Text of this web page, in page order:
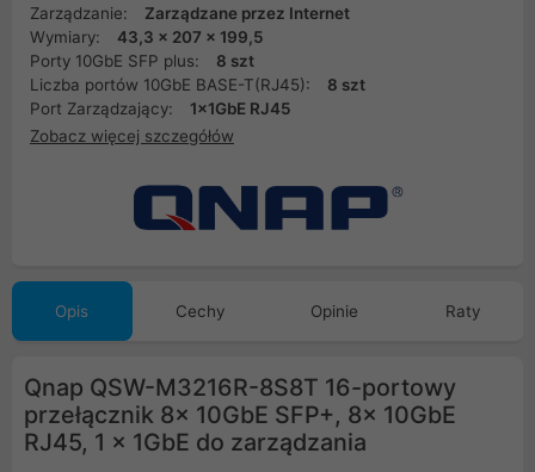
Zarządzanie:
Zarządzane przez Internet
Wymiary:
43,3 x 207 x 199,5
Porty 10GbE SFP plus:
8 szt
Liczba portów 10GbE BASE-T(RJ45):
8 szt
Port Zarządzający:
1x1GbE RJ45
Zobacz więcej szczegółów
Opis Cechy Opinie Raty
Qnap QSW-M3216R-8S8T 16-portowy
przełącznik 8x 10GbE SFP+, 8x 10GbE
RJ45, 1 x 1GbE do zarządzania